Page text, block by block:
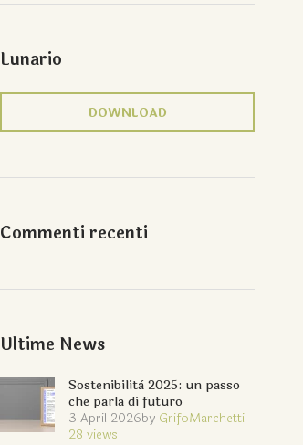
Lunario
DOWNLOAD
Commenti recenti
Ultime News
Sostenibilità 2025: un passo
che parla di futuro
3 April 2026by GrifoMarchetti
28 views